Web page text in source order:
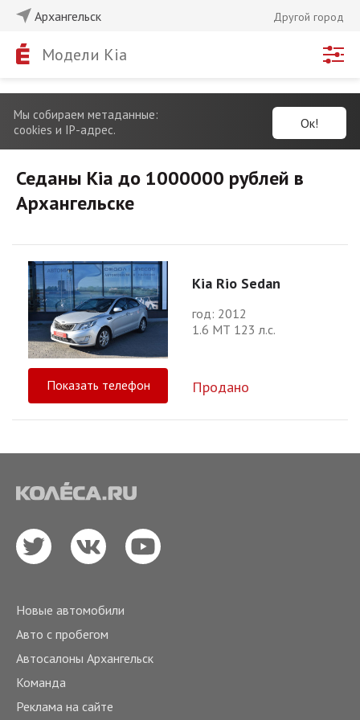
Архангельск Другой город
Модели Kia
Мы собираем метаданные:
cookies и IP-адрес.
Ок!
Седаны Kia до 1000000 рублей в
Архангельске
Kia Rio Sedan
год: 2012
1.6 МТ 123 л.с.
Показать телефон Продано
Новые автомобили
Авто с пробегом
Автосалоны Архангельск
Команда
Реклама на сайте